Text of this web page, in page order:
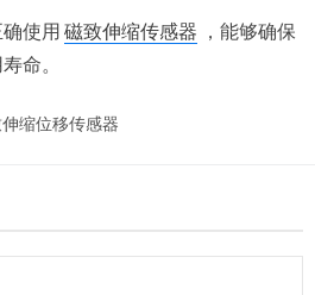
使用 磁致伸缩传感器
，能够确保
命。
缩位移传感器